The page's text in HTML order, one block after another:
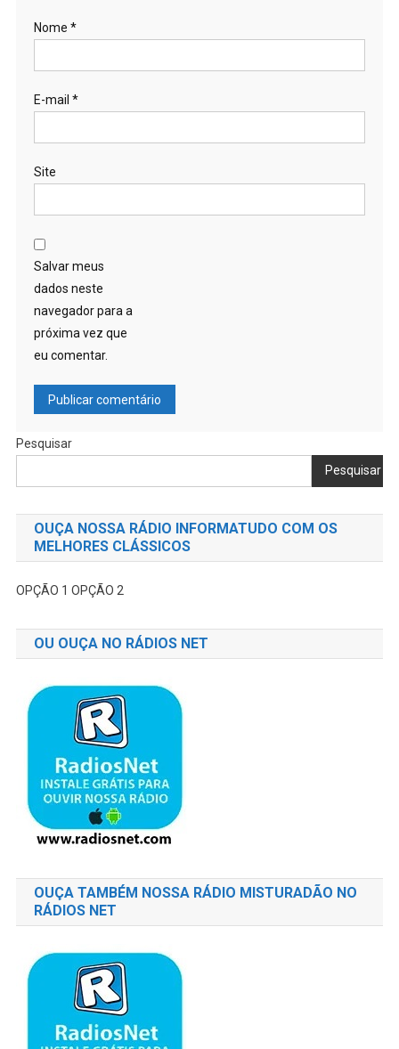
Nome *
E-mail *
Site
Salvar meus
dados neste
navegador para a
próxima vez que
eu comentar.
Pesquisar
Pesquisar
OUÇA NOSSA RÁDIO INFORMATUDO COM OS
MELHORES CLÁSSICOS
OPÇÃO 1 OPÇÃO 2
OU OUÇA NO RÁDIOS NET
OUÇA TAMBÉM NOSSA RÁDIO MISTURADÃO NO
RÁDIOS NET